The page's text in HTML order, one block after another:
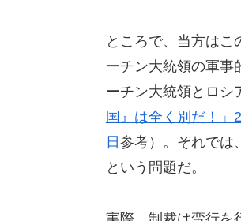
ところで、当方は
ーチン大統領の軍事
ーチン大統領とロシ
国』は全く別だ！」
日 参考）。それでは
という問題だ。